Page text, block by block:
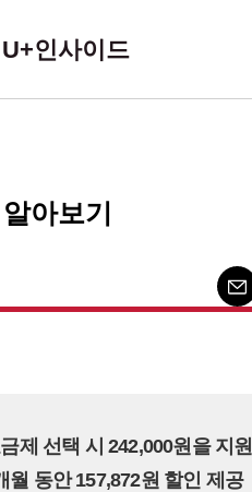
U+인사이드
아보기
제 선택 시 242,000원을 지
동안 157,872원 할인 제공